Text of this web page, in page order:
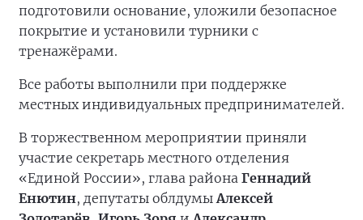
подготовили основание, уложили безопасное
покрытие и установили турники с
тренажёрами.
Все работы выполнили при поддержке
местных индивидуальных предпринимателей.
В торжественном мероприятии приняли
участие секретарь местного отделения
«Единой России», глава района Геннадий
Енютин, депутаты облдумыАлексей